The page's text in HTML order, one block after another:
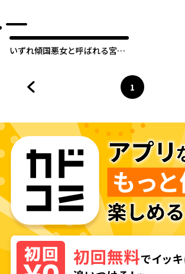
いずれ傾国悪女と呼ばれる宮女
ページ
1
へ